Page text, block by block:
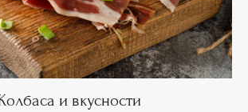
и вкусности